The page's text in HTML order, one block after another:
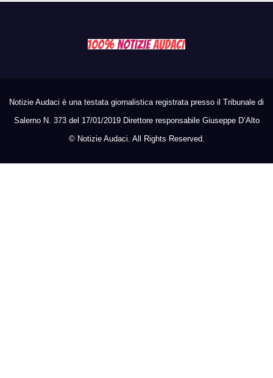
Notizie Audaci è una testata giornalistica registrata presso il Tribunale di
Salerno N. 373 del 17/01/2019 Direttore responsabile Giuseppe D’Alto
© Notizie Audaci. All Rights Reserved.